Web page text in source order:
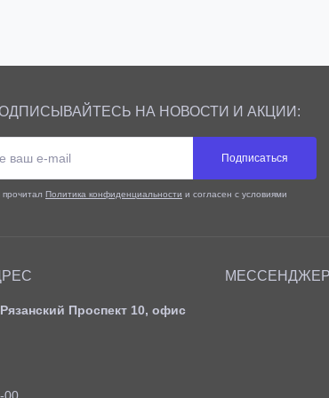
НА НОВОСТИ И АКЦИИ:
Подписаться
прочитал Политика конфиденциальности и согласен с условиями
Проспект 10, офис